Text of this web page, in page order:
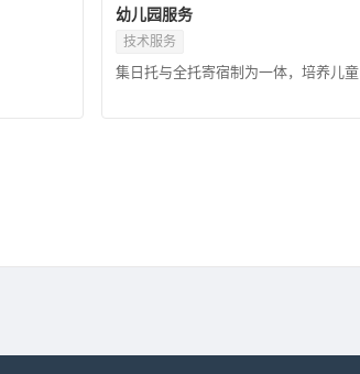
幼儿园服务
技术服务
集日托与全托寄宿制为一体，培养儿童